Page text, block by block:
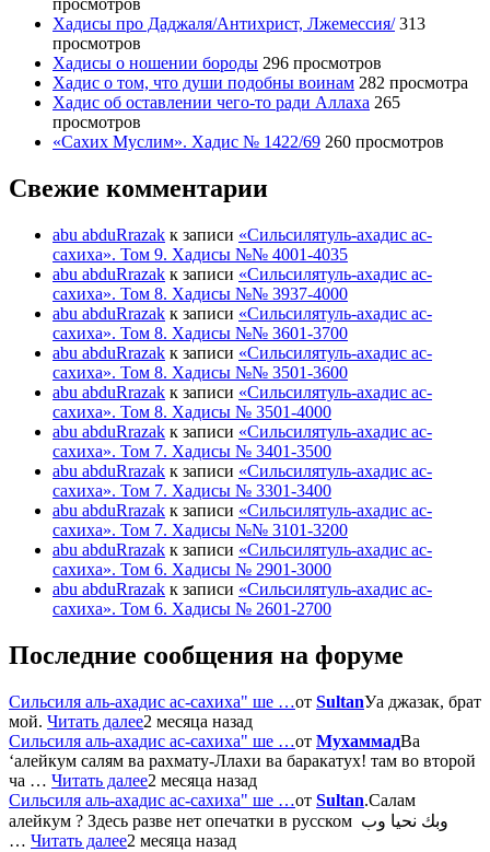
просмотров
Хадисы про Даджаля/Антихрист, Лжемессия/ 313
просмотров
Хадисы о ношении бороды 296 просмотров
Хадис о том, что души подобны воинам 282 просмотра
Хадис об оставлении чего-то ради Аллаха 265
просмотров
«Сахих Муслим». Хадис № 1422/69 260 просмотров
Свежие комментарии
abu abduRrazak к записи «Сильсилятуль-ахадис ас-
сахиха». Том 9. Хадисы №№ 4001-4035
abu abduRrazak к записи «Сильсилятуль-ахадис ас-
сахиха». Том 8. Хадисы №№ 3937-4000
abu abduRrazak к записи «Сильсилятуль-ахадис ас-
сахиха». Том 8. Хадисы №№ 3601-3700
abu abduRrazak к записи «Сильсилятуль-ахадис ас-
сахиха». Том 8. Хадисы №№ 3501-3600
abu abduRrazak к записи «Сильсилятуль-ахадис ас-
сахиха». Том 8. Хадисы № 3501-4000
abu abduRrazak к записи «Сильсилятуль-ахадис ас-
сахиха». Том 7. Хадисы № 3401-3500
abu abduRrazak к записи «Сильсилятуль-ахадис ас-
сахиха». Том 7. Хадисы № 3301-3400
abu abduRrazak к записи «Сильсилятуль-ахадис ас-
сахиха». Том 7. Хадисы №№ 3101-3200
abu abduRrazak к записи «Сильсилятуль-ахадис ас-
сахиха». Том 6. Хадисы № 2901-3000
abu abduRrazak к записи «Сильсилятуль-ахадис ас-
сахиха». Том 6. Хадисы № 2601-2700
Последние сообщения на форуме
Сильсиля аль-ахадис ас-сахиха" ше …от SultanУа джазак, брат
мой. Читать далее2 месяца назад
Сильсиля аль-ахадис ас-сахиха" ше …от МухаммадВа
‘алейкум салям ва рахмату-Ллахи ва баракатух! там во второй
ча … Читать далее2 месяца назад
Сильсиля аль-ахадис ас-сахиха" ше …от Sultan.Салам
алейкум ? Здесь разве нет опечатки в русском وبك نحيا وب
… Читать далее2 месяца назад